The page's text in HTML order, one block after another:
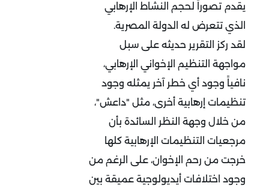
يقدم تصوراً لحجم النشاط الإرهابي
الذي تتعرض له الدولة المصرية.
لقد ركز التقرير حديثه على سبل
مواجهة التنظيم الإخواني الإرهابي،
نافياً وجود أي خطر آخر يمثله وجود
تنظيمات إرهابية أخرى، مثل "داعش"،
من خلال وجهة النظر السائدة بأن
مرجعيات التنظيمات الإرهابية كلها
خرجت من رحم الإخوان، على الرغم من
وجود اختلافات أيديولوجية عميقة بين